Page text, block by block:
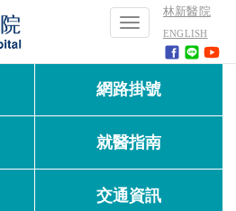
林新醫院
ENGLISH
Toggle
navigation
網路掛號
就醫指南
交通資訊